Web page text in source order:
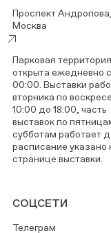
Проспект
Москва
Парковая территория
открыта ежедневно
00:00. Выставки
вторника по
10:00 до 18:00, часть
выставок по
субботам работает
расписание указано
странице выставки.
СОЦСЕТИ
Телеграм